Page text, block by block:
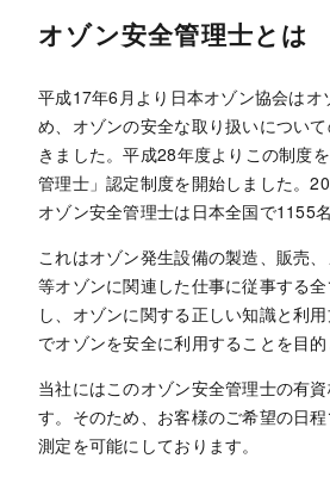
オゾン安全管理士とは
平成17年6月より日本オゾン協会はオ
め、オゾンの安全な取り扱いについ
きました。平成28年度よりこの制度
管理士」認定制度を開始しました。
オゾン安全管理士は日本全国で1155名
これはオゾン発生設備の製造、販売
等オゾンに関連した仕事に従事する
し、オゾンに関する正しい知識と利
でオゾンを安全に利用することを目的
当社にはこのオゾン安全管理士の有
す。そのため、お客様のご希望の日
測定を可能にしております。